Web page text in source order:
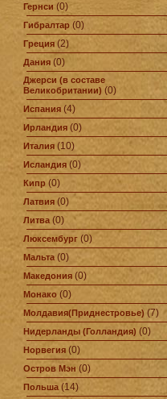
Гернси (0)
Гибралтар (0)
Греция (2)
Дания (0)
Джерси (в составе
Великобритании) (0)
Испания (4)
Ирландия (0)
Италия (10)
Исландия (0)
Кипр (0)
Латвия (0)
Литва(0)
Люксембург (0)
Мальта (0)
Македония (0)
Монако (0)
Молдавия(Приднестровье) (7)
Нидерланды (Голландия) (0)
Норвегия (0)
Остров Мэн (0)
Польша(14)